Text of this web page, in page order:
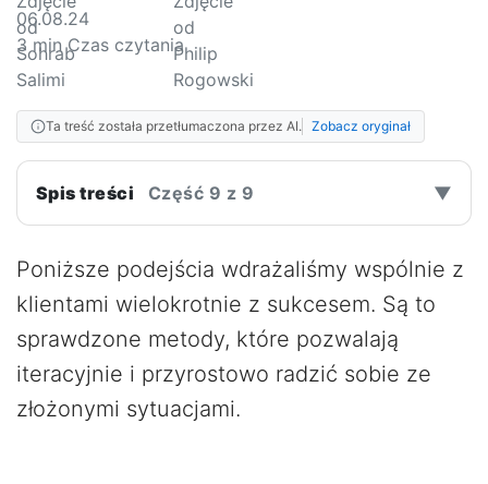
06.08.24
3 min Czas czytania
Ta treść została przetłumaczona przez AI. Zobacz oryginał
Spis treści Część 9 z 9 ▼
Poniższe podejścia wdrażaliśmy wspólnie z
klientami wielokrotnie z sukcesem. Są to
sprawdzone metody, które pozwalają
iteracyjnie i przyrostowo radzić sobie ze
złożonymi sytuacjami.